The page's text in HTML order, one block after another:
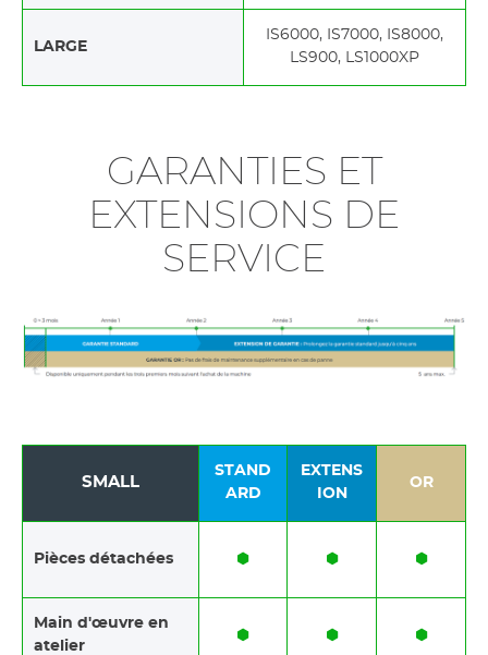
LARGE
IS6000, IS7000, IS8000,
LS900, LS1000XP
GARANTIES ET
EXTENSIONS DE
SERVICE
SMALL
STAND
ARD
EXTENS
ION
OR
Pièces détachées ⬢ ⬢ ⬢
Main d'œuvre en
atelier
⬢ ⬢ ⬢